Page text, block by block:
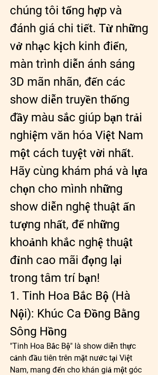
chúng tôi tổng hợp và
đánh giá chi tiết. Từ những
vở nhạc kịch kinh điển,
màn trình diễn ánh sáng
3D mãn nhãn, đến các
show diễn truyền thống
đầy màu sắc giúp bạn trải
nghiệm văn hóa Việt Nam
một cách tuyệt vời nhất.
Hãy cùng khám phá và lựa
chọn cho mình những
show diễn nghệ thuật ấn
tượng nhất, để những
khoảnh khắc nghệ thuật
đỉnh cao mãi đọng lại
trong tâm trí bạn!
1. Tinh Hoa Bắc Bộ (Hà
Nội): Khúc Ca Đồng Bằng
Sông Hồng
"Tinh Hoa Bắc Bộ" là show diễn thực
cảnh đầu tiên trên mặt nước tại Việt
Nam, mang đến cho khán giả một góc